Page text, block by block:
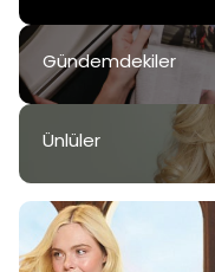
Gündemdekiler
Ünlüler